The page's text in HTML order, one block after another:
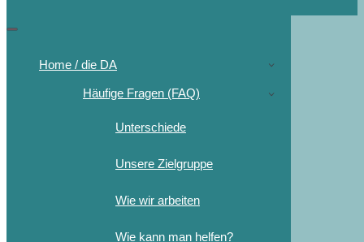
Home / die DA
Häufige Fragen (FAQ)
Unterschiede
Unsere Zielgruppe
Wie wir arbeiten
Wie kann man helfen?